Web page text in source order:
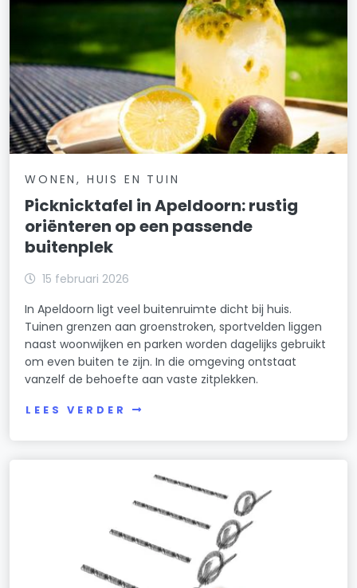
WONEN, HUIS EN TUIN
Picknicktafel in Apeldoorn: rustig
oriënteren op een passende
buitenplek
15 februari 2026
In Apeldoorn ligt veel buitenruimte dicht bij huis.
Tuinen grenzen aan groenstroken, sportvelden liggen
naast woonwijken en parken worden dagelijks gebruikt
om even buiten te zijn. In die omgeving ontstaat
vanzelf de behoefte aan vaste zitplekken.
LEES VERDER